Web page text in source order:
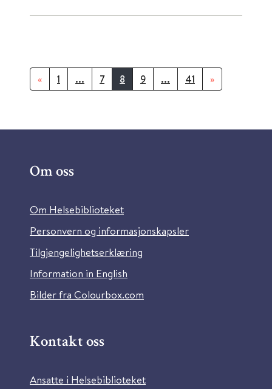
« 1 ... 7 8 9 ... 41 »
Om oss
Om Helsebiblioteket
Personvern og informasjonskapsler
Tilgjengelighetserklæring
Information in English
Bilder fra Colourbox.com
Kontakt oss
Ansatte i Helsebiblioteket